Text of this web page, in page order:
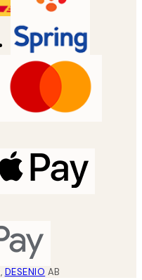
, DESENIO AB